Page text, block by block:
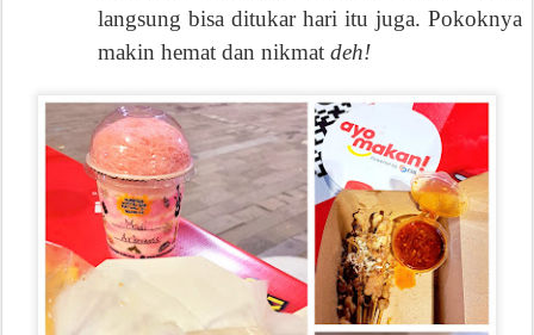
langsung bisa ditukar hari itu juga. Pokoknya
makin hemat dan nikmat deh!